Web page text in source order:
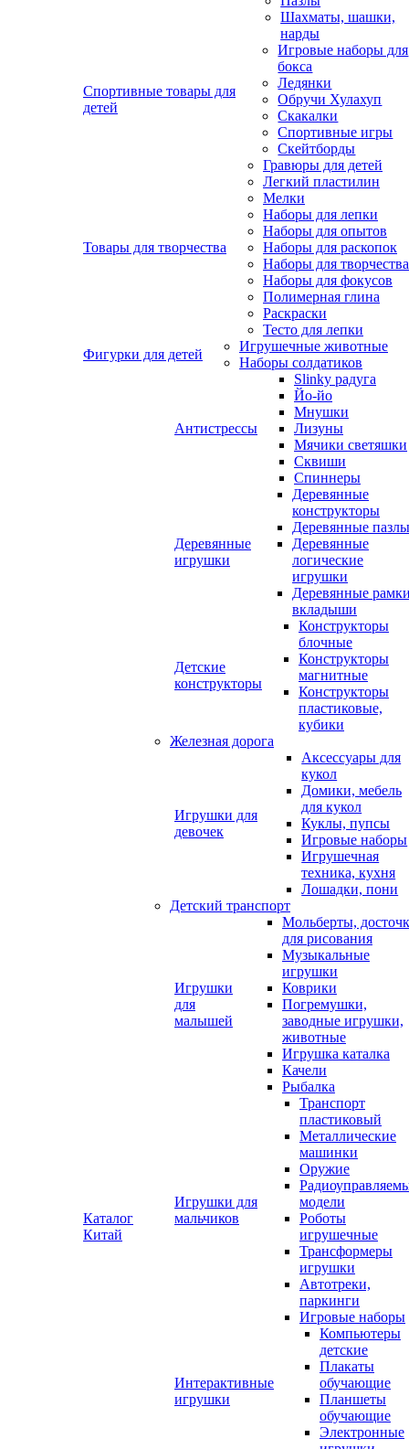
Шахматы, шашки,
нарды
Спортивные товары для
детей
Игровые наборы для
бокса
Ледянки
Обручи Хулахуп
Скакалки
Спортивные игры
Скейтборды
Товары для творчества
Гравюры для детей
Легкий пластилин
Мелки
Наборы для лепки
Наборы для опытов
Наборы для раскопок
Наборы для творчества
Наборы для фокусов
Полимерная глина
Раскраски
Тесто для лепки
Фигурки для детей
Игрушечные животные
Наборы солдатиков
Каталог
Китай
Антистрессы
Slinky радуга
Йо-йо
Мнушки
Лизуны
Мячики светяшки
Сквиши
Спиннеры
Деревянные
игрушки
Деревянные
конструкторы
Деревянные
Деревянные
логические
игрушки
Деревянные
вкладыши
Детские
конструкторы
Конструкторы
блочные
Конструкторы
магнитные
Конструкторы
пластиковые,
кубики
Железная дорога
Игрушки для
девочек
Аксессуары для
кукол
Домики, мебель
для кукол
Куклы, пупсы
Игровые наборы
Игрушечная
техника, кухня
Лошадки, пони
Детский транспорт
Игрушки
для
малышей
Мольберты,
для рисования
Музыкальные
игрушки
Коврики
Погремушки,
заводные игрушки,
животные
Игрушка каталка
Качели
Рыбалка
Игрушки для
мальчиков
Транспорт
пластиковый
Металлические
машинки
Оружие
модели
Роботы
игрушечные
Трансформеры
игрушки
Автотреки,
паркинги
Игровые наборы
Интерактивные
игрушки
Компьютеры
детские
Плакаты
обучающие
Планшеты
обучающие
Электронные